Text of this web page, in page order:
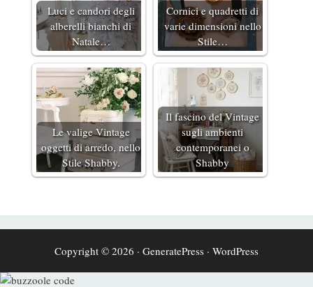
Luci e candori degli
alberelli bianchi di
Natale…
Cornici e quadretti di
varie dimensioni nello
Stile…
Le valige Vintage
oggetti di arredo, nello
Stile Shabby.
Il fascino del Vintage
sugli ambienti
contemporanei o
Shabby
Copyright © 2026 · GeneratePress · WordPress